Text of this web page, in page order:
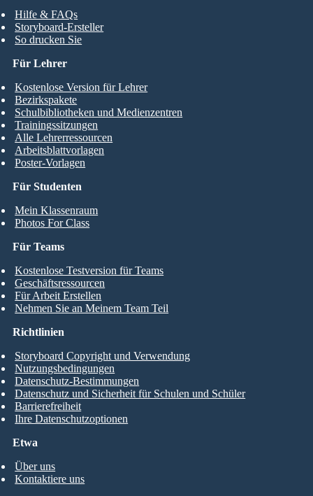
Hilfe & FAQs
Storyboard-Ersteller
So drucken Sie
Für Studenten
Mein Klassenraum
Photos For Class
Für Lehrer
Kostenlose Version für Lehrer
Bezirkspakete
Schulbibliotheken und Medienzentren
Trainingssitzungen
Alle Lehrerressourcen
Arbeitsblattvorlagen
Poster-Vorlagen
Für Teams
Kostenlose Testversion für Teams
Geschäftsressourcen
Für Arbeit Erstellen
Nehmen Sie an Meinem Team Teil
Etwa
Über uns
Kontaktiere uns
Richtlinien
Storyboard Copyright und Verwendung
Nutzungsbedingungen
Datenschutz-Bestimmungen
Datenschutz und Sicherheit für Schulen und Schüler
Barrierefreiheit
Ihre Datenschutzoptionen